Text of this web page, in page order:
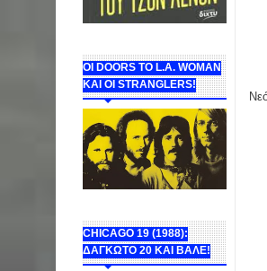
ΟΙ DOORS ΤΟ L.A. WOMAN
KAI OI STRANGLERS!
CHICAGO 19 (1988):
ΔΑΓΚΩΤΟ 20 ΚΑΙ ΒΑΛΕ!